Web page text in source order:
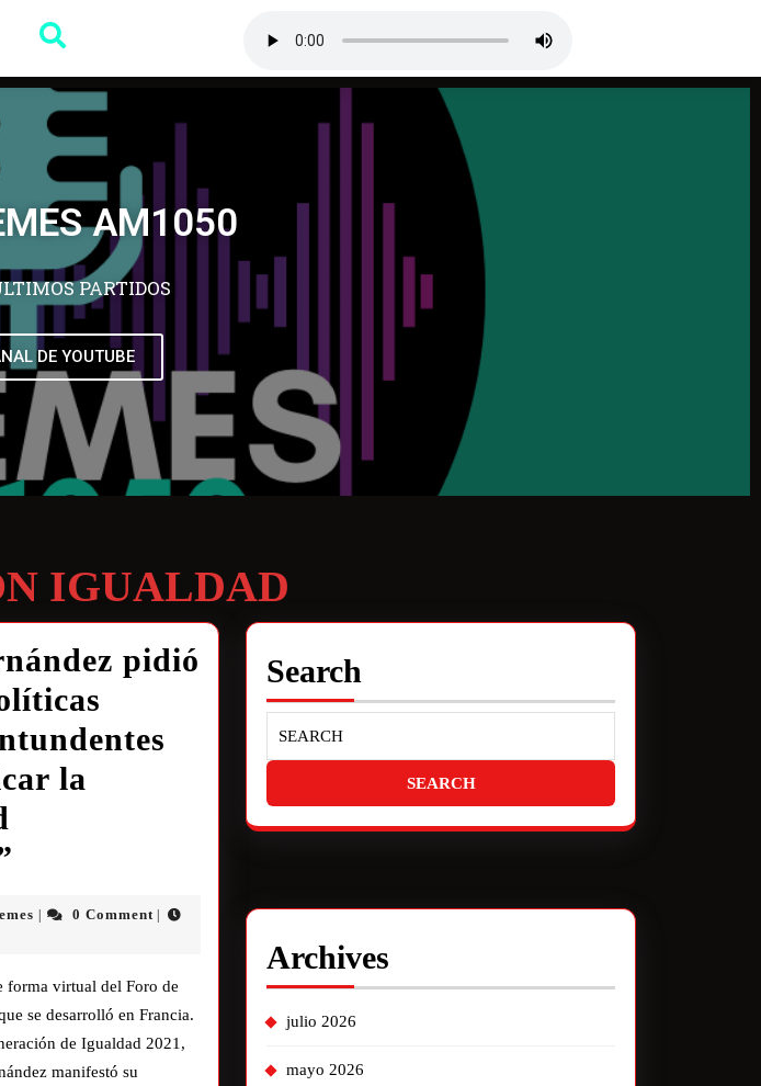
AM1050
PARTIDOS
DE YOUTUBE
IGUALDAD
pidió
la
0 Comment
forma virtual del Foro de
se desarrolló en Francia.
de Igualdad 2021,
manifestó su
Search
Archives
julio 2026
mayo 2026